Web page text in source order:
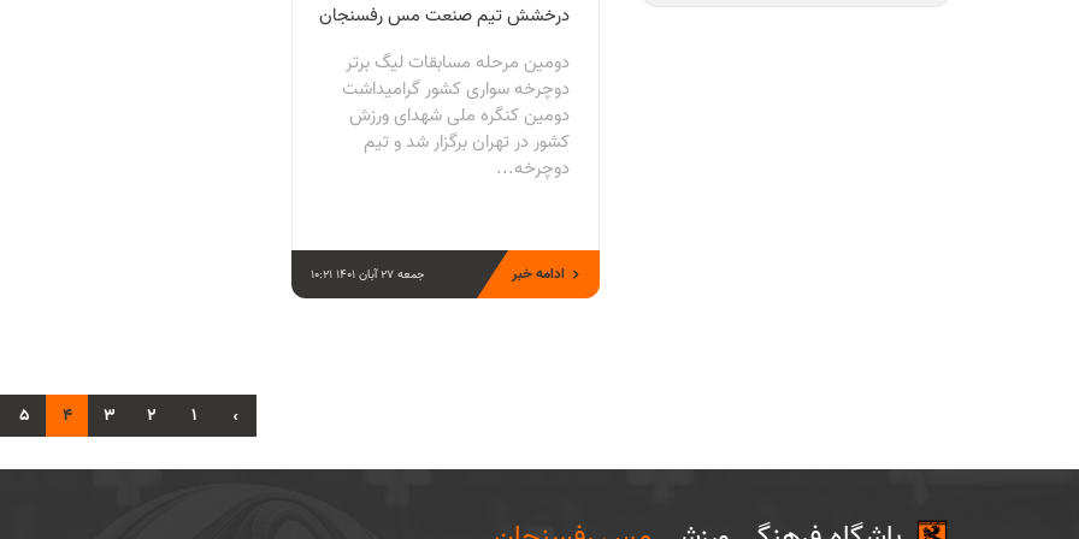
درخشش تیم صنعت مس رفسنجان
دومین مرحله مسابقات لیگ برتر
دوچرخه سواری کشور گرامیداشت
دومین کنگره ملی شهدای ورزش
کشور در تهران برگزار شد و تیم
دوچرخه...
جمعه 27 آبان 1401 10:21 ادامه خبر
‹
1
2
3
4
5